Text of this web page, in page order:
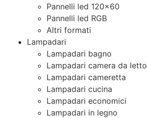
Pannelli led 120×60
Pannelli led RGB
Altri formati
Lampadari
Lampadari bagno
Lampadari camera da letto
Lampadari cameretta
Lampadari cucina
Lampadari economici
Lampadari in legno